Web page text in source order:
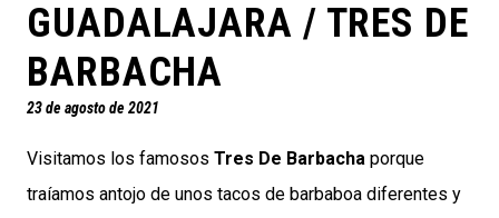
GUADALAJARA / TRES DE
BARBACHA
23 de agosto de 2021
Visitamos los famosos Tres De Barbacha porque
traíamos antojo de unos tacos de barbaboa diferentes y